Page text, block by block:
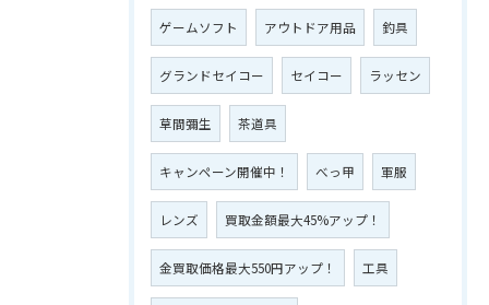
ゲームソフト アウトドア用品 釣具
グランドセイコー セイコー ラッセン
草間彌生 茶道具
キャンペーン開催中！ べっ甲 軍服
レンズ 買取金額最大45%アップ！
金買取価格最大550円アップ！ 工具